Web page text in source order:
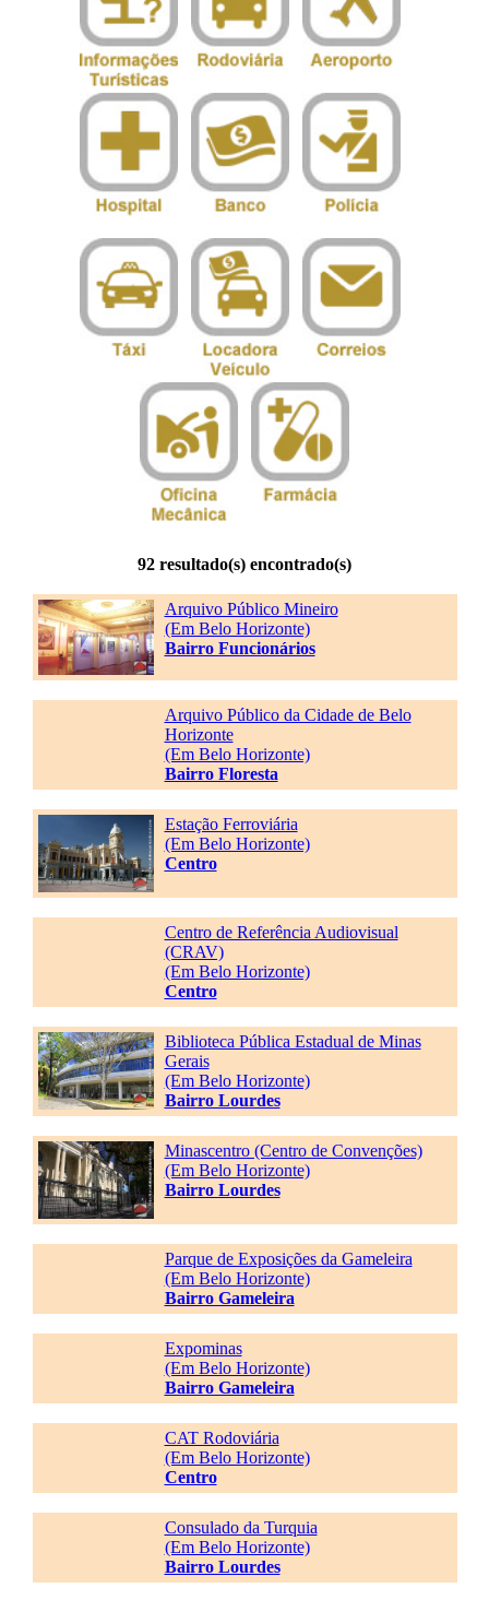
92 resultado(s) encontrado(s)
Arquivo Público Mineiro
(Em Belo Horizonte)
Bairro Funcionários
Arquivo Público da Cidade de Belo
Horizonte
(Em Belo Horizonte)
Bairro Floresta
Estação Ferroviária
(Em Belo Horizonte)
Centro
Centro de Referência Audiovisual
(CRAV)
(Em Belo Horizonte)
Centro
Biblioteca Pública Estadual de Minas
Gerais
(Em Belo Horizonte)
Bairro Lourdes
Minascentro (Centro de Convenções)
(Em Belo Horizonte)
Bairro Lourdes
Parque de Exposições da Gameleira
(Em Belo Horizonte)
Bairro Gameleira
Expominas
(Em Belo Horizonte)
Bairro Gameleira
CAT Rodoviária
(Em Belo Horizonte)
Centro
Consulado da Turquia
(Em Belo Horizonte)
Bairro Lourdes